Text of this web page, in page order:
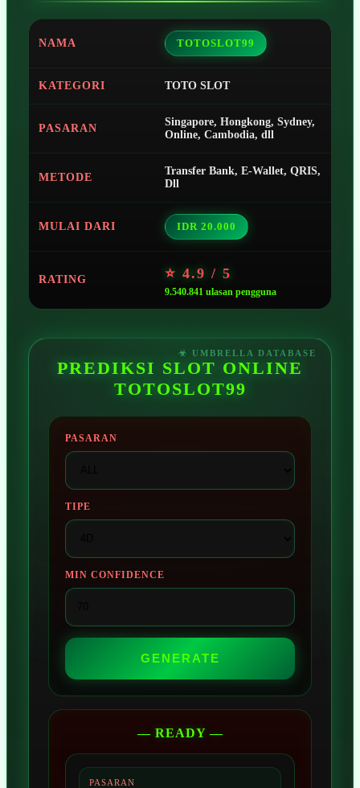
NAMA TOTOSLOT99
KATEGORI TOTO SLOT
PASARAN
Singapore, Hongkong, Sydney,
Online, Cambodia, dll
METODE
Transfer Bank, E-Wallet, QRIS,
Dll
MULAI DARI IDR 20.000
RATING ⭐ 4.9 / 5
9.540.841 ulasan pengguna
PREDIKSI SLOT ONLINE
TOTOSLOT99
PASARAN
TIPE
MIN CONFIDENCE
GENERATE
— READY —
PASARAN